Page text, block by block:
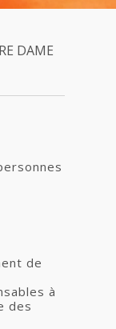
DAME
de
à
des